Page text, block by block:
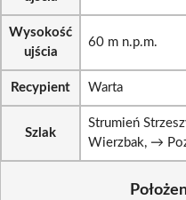
Wysokość
ujścia
60 m n.p.m.
Recypient Warta
Szlak
Strumień
Wierzbak, →